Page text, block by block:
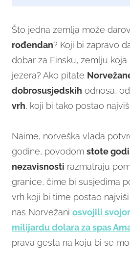
Što jedna zemlja može
rođendan? Koji bi zapravo
dobar za Finsku, zemlju koja
jezera? Ako pitate
dobrosusjedskih odnosa,
vrh, koji bi tako postao
Naime, norveška vlada
godine, povodom stote
nezavisnosti razmatraju
granice, čime bi susjedima
vrh koji bi time postao
nas Norvežani osvojili
milijardu dolara za spas
prava gesta na koju bi se